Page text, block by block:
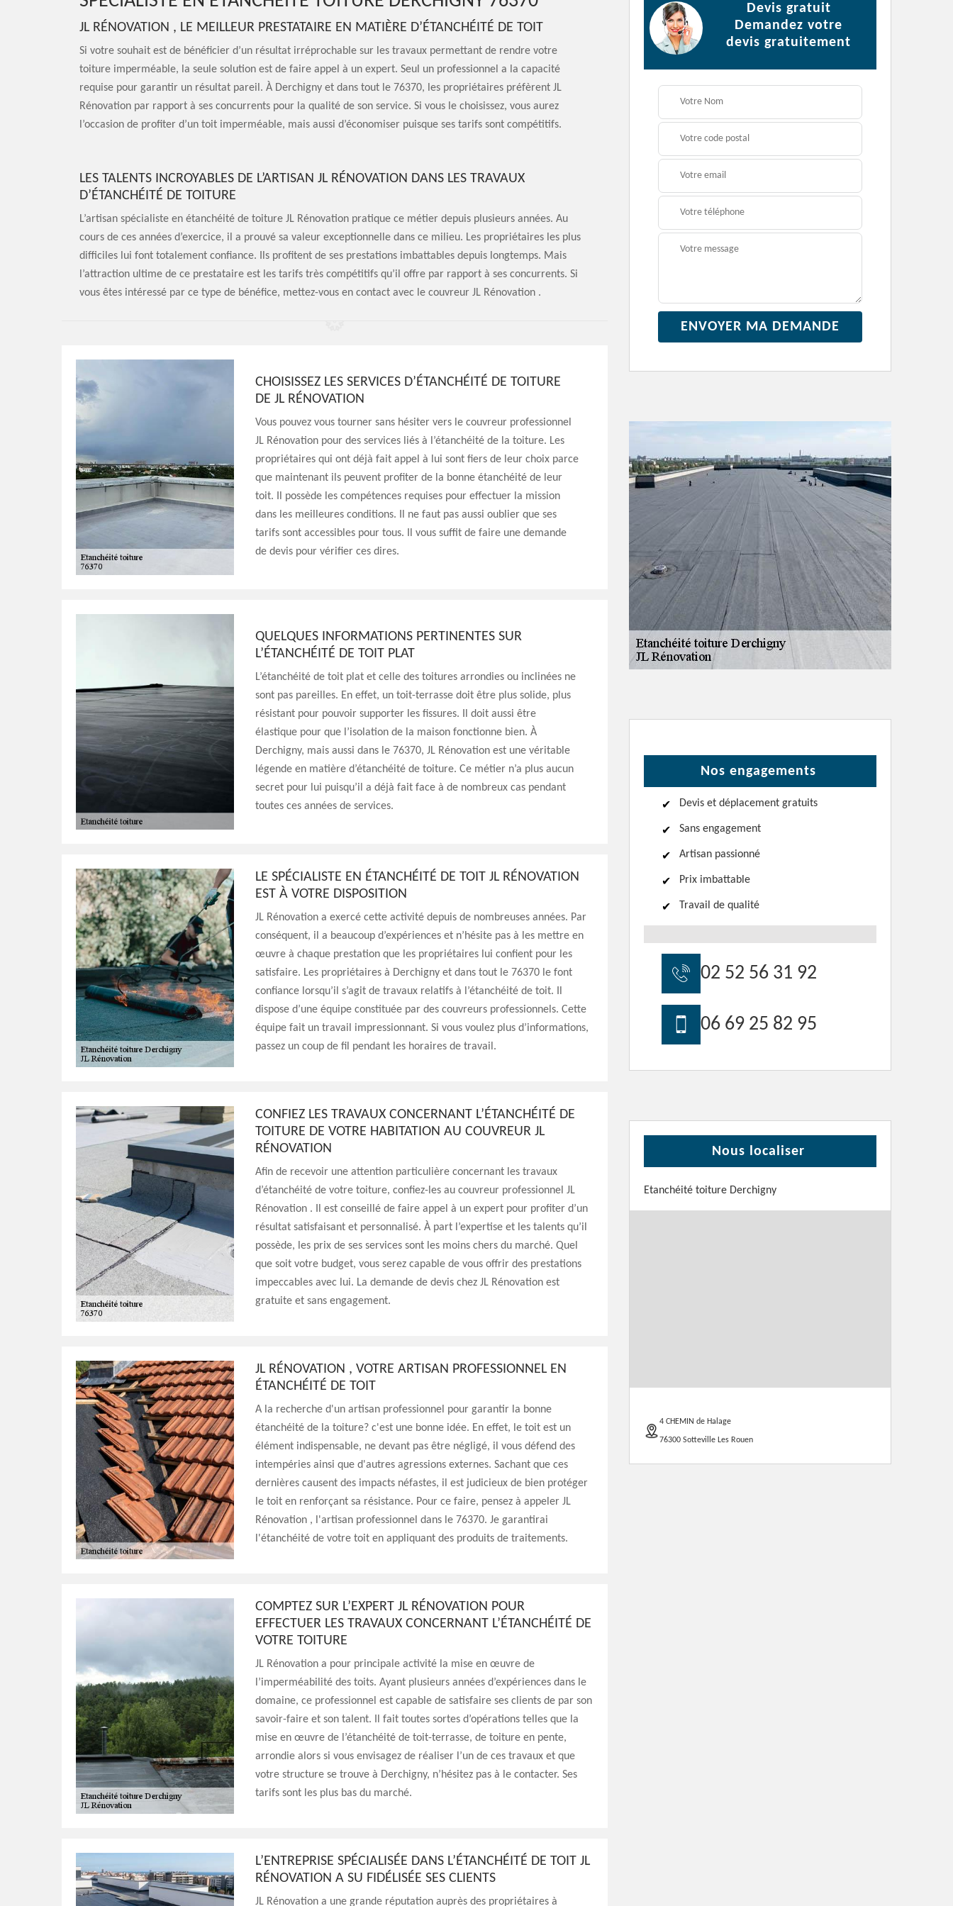
JL RÉNOVATION , LE MEILLEUR PRESTATAIRE EN MATIÈRE D’ÉTANCHÉITÉ DE TOIT
Si votre souhait est de bénéficier d’un résultat irréprochable sur les travaux permettant de rendre votre
toiture imperméable, la seule solution est de faire appel à un expert. Seul un professionnel a la capacité
requise pour garantir un résultat pareil. À Derchigny et dans tout le 76370, les propriétaires préfèrent JL
Rénovation par rapport à ses concurrents pour la qualité de son service. Si vous le choisissez, vous aurez
l’occasion de profiter d’un toit imperméable, mais aussi d’économiser puisque ses tarifs sont compétitifs.
LES TALENTS INCROYABLES DE L’ARTISAN JL RÉNOVATION DANS LES TRAVAUX
D’ÉTANCHÉITÉ DE TOITURE
L’artisan spécialiste en étanchéité de toiture JL Rénovation pratique ce métier depuis plusieurs années. Au
cours de ces années d’exercice, il a prouvé sa valeur exceptionnelle dans ce milieu. Les propriétaires les plus
difficiles lui font totalement confiance. Ils profitent de ses prestations imbattables depuis longtemps. Mais
l’attraction ultime de ce prestataire est les tarifs très compétitifs qu’il offre par rapport à ses concurrents. Si
vous êtes intéressé par ce type de bénéfice, mettez-vous en contact avec le couvreur JL Rénovation .
CHOISISSEZ LES SERVICES D’ÉTANCHÉITÉ DE TOITURE
DE JL RÉNOVATION
Vous pouvez vous tourner sans hésiter vers le couvreur professionnel
JL Rénovation pour des services liés à l’étanchéité de la toiture. Les
propriétaires qui ont déjà fait appel à lui sont fiers de leur choix parce
que maintenant ils peuvent profiter de la bonne étanchéité de leur
toit. Il possède les compétences requises pour effectuer la mission
dans les meilleures conditions. Il ne faut pas aussi oublier que ses
tarifs sont accessibles pour tous. Il vous suffit de faire une demande
de devis pour vérifier ces dires.
QUELQUES INFORMATIONS PERTINENTES SUR
L’ÉTANCHÉITÉ DE TOIT PLAT
L’étanchéité de toit plat et celle des toitures arrondies ou inclinées ne
sont pas pareilles. En effet, un toit-terrasse doit être plus solide, plus
résistant pour pouvoir supporter les fissures. Il doit aussi être
élastique pour que l’isolation de la maison fonctionne bien. À
Derchigny, mais aussi dans le 76370, JL Rénovation est une véritable
légende en matière d’étanchéité de toiture. Ce métier n’a plus aucun
secret pour lui puisqu’il a déjà fait face à de nombreux cas pendant
toutes ces années de services.
LE SPÉCIALISTE EN ÉTANCHÉITÉ DE TOIT JL RÉNOVATION
EST À VOTRE DISPOSITION
JL Rénovation a exercé cette activité depuis de nombreuses années. Par
conséquent, il a beaucoup d’expériences et n’hésite pas à les mettre en
œuvre à chaque prestation que les propriétaires lui confient pour les
satisfaire. Les propriétaires à Derchigny et dans tout le 76370 le font
confiance lorsqu’il s’agit de travaux relatifs à l’étanchéité de toit. Il
dispose d’une équipe constituée par des couvreurs professionnels. Cette
équipe fait un travail impressionnant. Si vous voulez plus d’informations,
passez un coup de fil pendant les horaires de travail.
CONFIEZ LES TRAVAUX CONCERNANT L’ÉTANCHÉITÉ DE
TOITURE DE VOTRE HABITATION AU COUVREUR JL
RÉNOVATION
Afin de recevoir une attention particulière concernant les travaux
d’étanchéité de votre toiture, confiez-les au couvreur professionnel JL
Rénovation . Il est conseillé de faire appel à un expert pour profiter d’un
résultat satisfaisant et personnalisé. À part l’expertise et les talents qu’il
possède, les prix de ses services sont les moins chers du marché. Quel
que soit votre budget, vous serez capable de vous offrir des prestations
impeccables avec lui. La demande de devis chez JL Rénovation est
gratuite et sans engagement.
JL RÉNOVATION , VOTRE ARTISAN PROFESSIONNEL EN
ÉTANCHÉITÉ DE TOIT
A la recherche d'un artisan professionnel pour garantir la bonne
étanchéité de la toiture? c'est une bonne idée. En effet, le toit est un
élément indispensable, ne devant pas être négligé, il vous défend des
intempéries ainsi que d'autres agressions externes. Sachant que ces
dernières causent des impacts néfastes, il est judicieux de bien protéger
le toit en renforçant sa résistance. Pour ce faire, pensez à appeler JL
Rénovation , l'artisan professionnel dans le 76370. Je garantirai
l'étanchéité de votre toit en appliquant des produits de traitements.
COMPTEZ SUR L’EXPERT JL RÉNOVATION POUR
EFFECTUER LES TRAVAUX CONCERNANT L’ÉTANCHÉITÉ DE
VOTRE TOITURE
JL Rénovation a pour principale activité la mise en œuvre de
l’imperméabilité des toits. Ayant plusieurs années d’expériences dans le
domaine, ce professionnel est capable de satisfaire ses clients de par son
savoir-faire et son talent. Il fait toutes sortes d’opérations telles que la
mise en œuvre de l’étanchéité de toit-terrasse, de toiture en pente,
arrondie alors si vous envisagez de réaliser l’un de ces travaux et que
votre structure se trouve à Derchigny, n’hésitez pas à le contacter. Ses
tarifs sont les plus bas du marché.
L’ENTREPRISE SPÉCIALISÉE DANS L’ÉTANCHÉITÉ DE TOIT JL
RÉNOVATION A SU FIDÉLISÉE SES CLIENTS
JL Rénovation a une grande réputation auprès des propriétaires à
Devis gratuit
Demandez votre
devis gratuitement
Nos engagements
Devis et déplacement gratuits
Sans engagement
Artisan passionné
Prix imbattable
Travail de qualité
02 52 56 31 92
06 69 25 82 95
Nous localiser
Etanchéité toiture Derchigny
4 CHEMIN de Halage
76300 Sotteville Les Rouen